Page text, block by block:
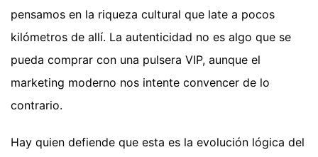
pensamos en la riqueza cultural que late a pocos
kilómetros de allí. La autenticidad no es algo que se
pueda comprar con una pulsera VIP, aunque el
marketing moderno nos intente convencer de lo
contrario.
Hay quien defiende que esta es la evolución lógica del